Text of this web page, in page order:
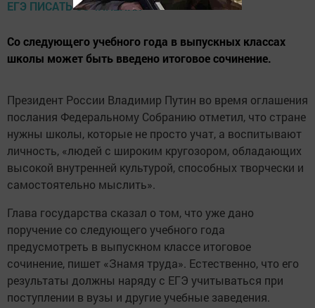
Со следующего учебного года в выпускных классах
школы может быть введено итоговое сочинение.
Президент России Владимир Путин во время оглашения
послания Федеральному Собранию отметил, что стране
нужны школы, которые не просто учат, а воспитывают
личность, «людей с широким кругозором, обладающих
высокой внутренней культурой, способных творчески и
самостоятельно мыслить».
Глава государства сказал о том, что уже дано
поручение со следующего учебного года
предусмотреть в выпускном классе итоговое
сочинение, пишет «Знамя труда». Естественно, что его
результаты должны наряду с ЕГЭ учитываться при
поступлении в вузы и другие учебные заведения.